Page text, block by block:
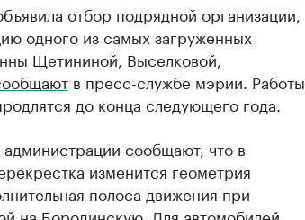
отбор подрядной организации,
одного из самых загруженных
Щетининой, Выселковой,
в пресс-службе мэрии. Работы
до конца следующего года.
сообщают, что в
изменится геометрия
полоса движения при
на Бородинскую. Для автомобилей,